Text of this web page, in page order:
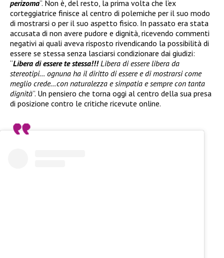
perizoma”. Non è, del resto, la prima volta che l’ex
corteggiatrice finisce al centro di polemiche per il suo modo
di mostrarsi o per il suo aspetto fisico. In passato era stata
accusata di non avere pudore e dignità, ricevendo commenti
negativi ai quali aveva risposto rivendicando la possibilità di
essere se stessa senza lasciarsi condizionare dai giudizi:
“Libera di essere te stessa!!!Libera di essere libera da
stereotipi… ognuna ha il diritto di essere e di mostrarsi come
meglio crede…con naturalezza e simpatia e sempre con tanta
dignità”. Un pensiero che torna oggi al centro della sua presa
di posizione contro le critiche ricevute online.